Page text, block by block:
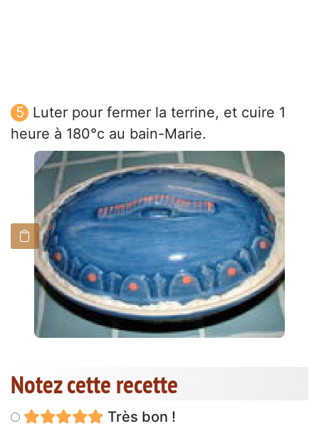
Luter pour fermer la terrine, et cuire 1
heure à 180°c au bain-Marie.
Notez cette recette
Très bon !